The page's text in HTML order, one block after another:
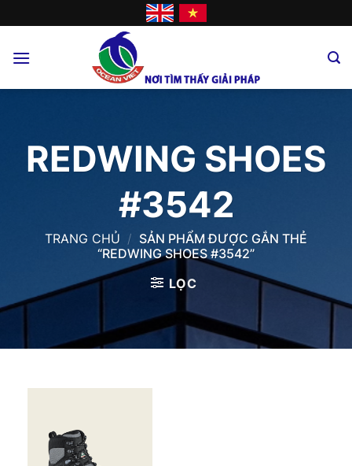
to
REDWING SHOES
#3542
TRANG CHỦ / SẢN PHẨM ĐƯỢC GẮN THẺ
“REDWING SHOES #3542”
LỌC